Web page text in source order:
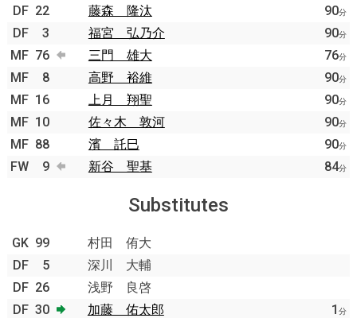
DF 22 藤森 隆汰 90分
DF 3 福宮 弘乃介 90分
MF 76 三門 雄大 76分
MF 8 高野 裕維 90分
MF 16 上月 翔聖 90分
MF 10 佐々木 敦河 90分
MF 88 濱 託巳 90分
FW 9 新谷 聖基 84分
Substitutes
GK 99
村田 侑大
DF
5
深川 大輔
DF 26
浅野 良啓
DF 30 加藤 佑太郎 1 分